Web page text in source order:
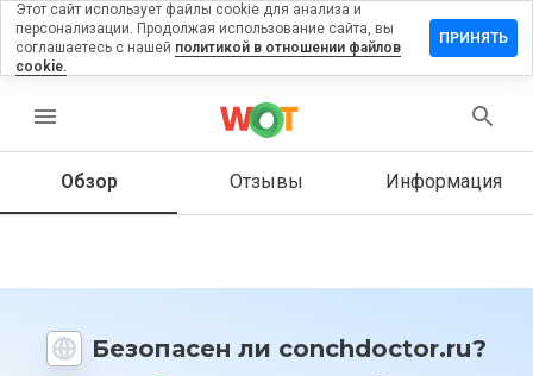
menu
Обзор Отзывы Информация
Безопасен ли conchdoctor.ru?
на
Как бы
этот
1 до 5?
Этот сайт использует файлы cookie для анализа и
персонализации. Продолжая использование сайта, вы
соглашаетесь с нашей политикой в отношении файлов
cookie.
ПРИНЯТЬ